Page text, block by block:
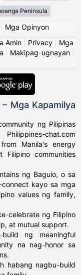
Peninsula
Mga Opinyon
Amin Privacy
Mga
Makipag-ugnayan
Mga Kapamilya
ng Pilipinas
chat.com
Manila's energy
communities
ng Baguio, o sa
connect kayo sa mga
values ng family,
celebrate ng Filipino
at mutual support.
ng meaningful
na nag-honor sa
habang nagbu-build